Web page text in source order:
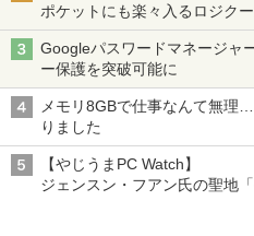
ポケットにも楽々入るロジク
Fold」。その気になるギミッ
Googleパスワードマネージャ
ー保護を突破可能に
メモリ8GBで仕事なんて無
りました
【やじうまPC Watch】
ジェンスン・フアン氏の聖地
～コース名を変更したのは